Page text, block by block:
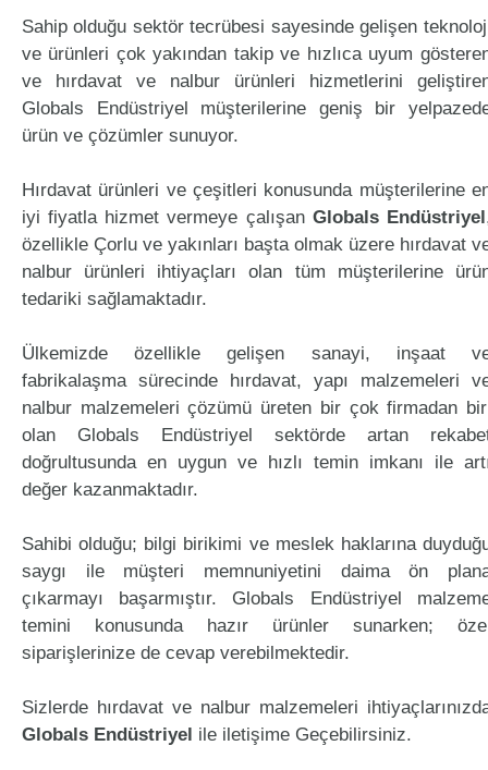
Sahip olduğu sektör tecrübesi sayesinde gelişen
ve ürünleri çok yakından takip ve hızlıca uyum
ve hırdavat ve nalbur ürünleri hizmetlerini
Globals Endüstriyel müşterilerine geniş bir
ürün ve çözümler sunuyor.
Hırdavat ürünleri ve çeşitleri konusunda müşterilerine
iyi fiyatla hizmet vermeye çalışan Globals Endüstriyel
özellikle Çorlu ve yakınları başta olmak üzere hırdavat
nalbur ürünleri ihtiyaçları olan tüm müşterilerine
tedariki sağlamaktadır.
Ülkemizde özellikle gelişen sanayi, inşaat
fabrikalaşma sürecinde hırdavat, yapı malzemeleri
nalbur malzemeleri çözümü üreten bir çok firmadan
olan Globals Endüstriyel sektörde artan
doğrultusunda en uygun ve hızlı temin imkanı ile
değer kazanmaktadır.
Sahibi olduğu; bilgi birikimi ve meslek haklarına
saygı ile müşteri memnuniyetini daima ön
çıkarmayı başarmıştır. Globals Endüstriyel
temini konusunda hazır ürünler sunarken;
siparişlerinize de cevap verebilmektedir.
Sizlerde hırdavat ve nalbur malzemeleri
Globals Endüstriyel ile iletişime Geçebilirsiniz.